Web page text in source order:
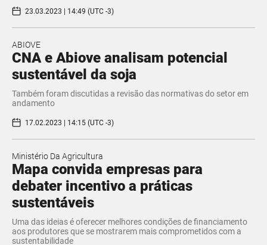
23.03.2023 | 14:49 (UTC -3)
ABIOVE
CNA e Abiove analisam potencial
sustentável da soja
Também foram discutidas a revisão das normativas do setor em
andamento
17.02.2023 | 14:15 (UTC -3)
Ministério Da Agricultura
Mapa convida empresas para
debater incentivo a práticas
sustentáveis
Uma das ideias é oferecer melhores condições de financiamento
aos produtores que se mostrarem mais comprometidos com a
sustentabilidade